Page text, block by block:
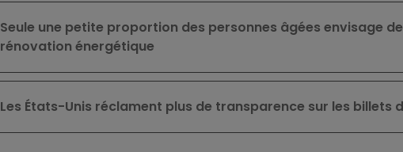
Seule une petite proportion des personnes âgées envisage
rénovation énergétique
Les États-Unis réclament plus de transparence sur les billets